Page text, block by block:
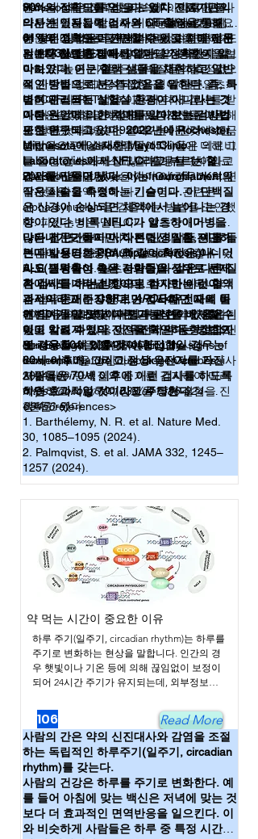
원하는 것입니다.”라고도 했다. 하지만 이
약은 침적물을 감소시켜 작용하는 것이기
에 이런 침적물이 존재한다는 것을 밝히기
전에는 처방하기 어렵다.
Hansson의 말이다. “뇌 속에 아리로이드나
타우가 있는지 보여주는 biomarker가 필요
한 것이고, 이는 혈액이나 뇌척수액 검사 또
는 PET촬영을 하지 않고는 할 수 없는 일입
니다.”
거나 더 나은 정확성을 보였다. 이후 많은
다른 연구자들에 의해 지난 7월에 발표된
논문에 따르면 더 개선되었다. 이 연구에서
는1차 진료 환경에서 얼마나 정확한지 알
아보았다. 이는 혈액 샘플을 채취하고 일반
적인 방법으로 분석되었음을 말한다. 즉, 특
별히 관리되는 실험실 환경이 아니라는 것
이다.“솔직히 말하자면, 보다 완벽한 방법
으로 한 것과 비슷한 결과가 나온 것에 조금
놀랐어요.” Hasson의 말이다. 이에 더해 그
는 이런 검사가 가장 많이 활용될 1차 진료
기관에서 연구된 것은 아마 이 경우가 처음
일 것이라고 하였다.
90%의 정확도를 얻는다. 일차 진료기관의
의사는 인지능력 검사와 CT 촬영을 통해 약
61%의 정확도로 진단할 수 있고 치매 전문
의는 73% 정도이다.이 정도의 정확성을 보
이기 위해 연구자들은 단백질들의 측정값
에 기준을 정해서, 특정한 값 이하는 알츠하
이머에 걸리지 않았다고 판단하고 반면 그
이상은 걸렸을 가능성이 있다고 보는 방법
을 활용했다.
더 좋은 방법은 두개의 기준선을 정해 낮은
값보다 낮으면 알츠하이머일 가능성이 희
박하고, 높은 기준선 보다 높으면 걸린 것으
로 판단하며, 그 중간 값일 경우 다른 검사
법, CSF나 PET법을 이용해 다시 검사를 받
게 하는 것이다. 이렇게 두 경계선을 이용해
판단하면 예측율이 95%로 높아진다. 이런
방법을 쓰면 일부 사람들(15%)들은 의료비
를 줄이고 스트레스도 덜 받게 될 것이라고
Hansson은 말한다.
다른 지표들
다른 원인에 의한 치매를 알아보는 검사법
또한 연구되고 있다. 2022년에 Rochester,
Minnesota에 소재한 Mayo Clinic
Laboratories에서 NFLC라고 부르는 혈액
검사를 만들어 냈다. 이는 neurofilament의
작은 사슬을 측정하는 기술이다. 이 단백질
은 신경이 손상되면 체액에서 늘어나는 경
향이 있다. 비록 NFLC가 알츠하이머병을
나타내기도 하지만, 다른 신경질환, 예를 들
면 다발성경화증(multiple screrosis)나
ALS(근위축성 측색 경화증)와 같은 다른 질
환에서도 나타날 것이다. 하지만 이런 혈액
검사의 존재는 CSF로만 검사하던 때에 비
해 의사들이 몇몇 다른 가능성을 배제할 수
있고 치료 과정의 진전을 확인하는 방법으
로 사용할 수 있을 것이다.
2023년 말에 University of Oxford, UK의 연
구자들은 혈액 속에 파킨슨병과 관련된
alpha-synuclein을 검출하는 방법을 고안했
다. 파킨슨병은 떨림이나 행동장애가 나타
나기 몇 년전부터 시작된다. 의사들은 조기
진단이 보다 효과적인 치료로 이어질 수 있
다고 생각한다. 알츠하이머의 경우도 치매
가 나타나기 이전에 아밀로이드-베타나 타
우 섬유덩어리가 생기기 시작할 것으로 여
겨지며, 이를 조기에 진단한다면 이 병의 진
행을 막을 수 있을 것이라고 본다. 치료약인
donanemab을 생산하는 Eli Lilly사나
lecanemab을 생산하는 Biogen and Esai사
모두 타우 단백질의 증가를 감지하여 미리
예측하고 치료하여 진행을 막는 실험을 진
행하고 있다.
많은 전문가들이 마치 전립선 암을 진단하
는데 사용되는 PSA 와 같이 확진은 아니더
라도 빌병율이 높은 사람들을 상대로 선제
적 검사를 하는 방향으로 검사하는 것이 효
과적이라고 주장한다.APOE4유전자의 돌
연변이가 알츠하이머병과 관련이 있음은
이미 알려져 있다. 이 유전자의 동형접합자
인 경우 50세 이후에, 이형접합일 경우는
60세 이후에, 그리고 정상 유전자를 가진
사람들은 70세 이후에 이런 검사를 하도록
하면 효과적일 것이라고 주장한다.
<이글은 아래의 기사 일부를 번역한 것입니
다.>
Neil Savage, 2024, Reading the signs of
dementia. Nature Outlook 24 October
2024 (doi:
https://doi.org/10.1038/d41586-024-
03456-5)
<본문 references>
1. Barthélemy, N. R. et al. Nature Med.
30, 1085–1095 (2024).
2. Palmqvist, S. et al. JAMA 332, 1245–
1257 (2024).
약 먹는 시간이 중요한 이유
하루 주기(일주기, circadian rhythm)는 하루를
주기로 변화하는 현상을 말합니다. 인간의 경
우 햇빛이나 기온 등에 의해 끊임없이 보정이
되어 24시간 주기가 유지되는데, 외부정보를
의 발현이나 생리적인 변화가 조절되는 것을
볼 수 있습니다. 이런 몸에 내재된 시계는 포유
동물의 경우 뇌 속 suprachiasmamatic
nucleus(SCN, 시교차 상핵)에 일주기를 조절
하는 센터가 있는 것으로 알려있죠. 이곳에서
CLOCK과 BMAL1으로 구성된 이량체(dimer)
형태의 전사인자가 24시간을 주기로 활성화
되면서 나타나는 현상으로 알려져 있습니다.
이 전사인자가 master gene의 역할을 하여 무
106 Read More
사람의 간은 약의 신진대사와 감염을 조절
하는 독립적인 하루주기(일주기, circadian
rhythm)를 갖는다.
사람의 건강은 하루를 주기로 변화한다. 예
를 들어 아침에 맞는 백신은 저녁에 맞는 것
보다 더 효과적인 면역반응을 일으킨다. 이
와 비슷하게 사람들은 하루 중 특정 시간에